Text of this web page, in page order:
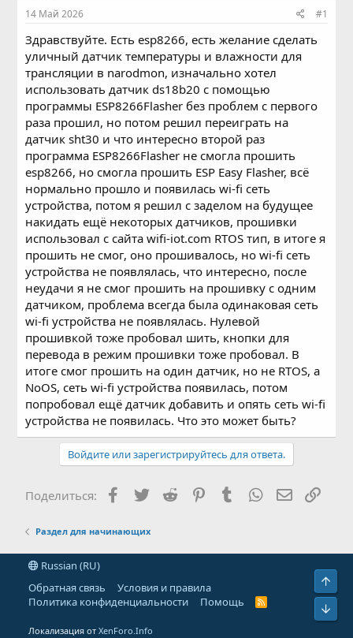
е
м
ы
ч
а
л
а
14 Май 2026 #1
Здравствуйте. Есть esp8266, есть желание сделать
уличный датчик температуры и влажности для
трансляции в narodmon, изначально хотел
использовать датчик ds18b20 с помощью
программы ESP8266Flasher без проблем с первого
раза прошил, но потом решил переиграть на
датчик sht30 и что интересно второй раз
программа ESP8266Flasher не смогла прошить
esp8266, но смогла прошить ESP Easy Flasher, всё
нормально прошло и появилась wi-fi сеть
устройства, потом я решил с заделом на будущее
накидать ещё некоторых датчиков, прошивки
использовал с сайта wifi-iot.com RTOS тип, в итоге я
прошить не смог, оно прошивалось, но wi-fi сеть
устройства не появлялась, что интересно, после
неудачи я не смог прошить на прошивку с одним
датчиком, проблема всегда была одинаковая сеть
wi-fi устройства не появлялась. Нулевой
прошивкой тоже пробовал шить, кнопки для
перевода в режим прошивки тоже пробовал. В
итоге смог прошить на один датчик, но не RTOS, а
NoOS, сеть wi-fi устройства появилась, потом
попробовал ещё датчик добавить и опять сеть wi-fi
устройства не появилась. Что это может быть?
Войдите или зарегистрируйтесь для ответа.
Поделиться: Facebook
TwitterReddit PinterestTumblrWhatsApp
Раздел для начинающих
Russian (RU)
Обратная связь
Условия и правила
Политика конфиденциальности
Помощь
R
Локализация отXenForo.Info